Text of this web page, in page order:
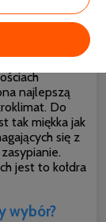
puch gęsi.
cena.
Taki rodzaj
Do tego
najlepszą
Do
tak miękka jak
się z
jest to kołdra
wybór?